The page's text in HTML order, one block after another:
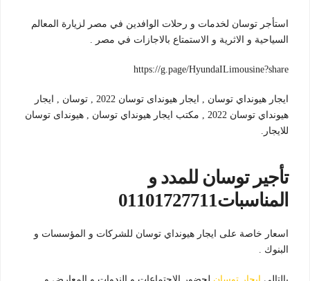
استأجر توسان لخدمات و رحلات الوافدين في مصر لزيارة المعالم
السياحية و الاثرية و الاستمتاع بالاجازات في مصر .
https://g.page/HyundaILimousine?share
ايجار هيونداي توسان , ايجار هيونداى توسان 2022 , توسان , ايجار
هيونداي توسان 2022 , مكتب ايجار هيونداي توسان , هيونداى توسان
للايجار.
تأجير توسان للمدد و
المناسبات01101727711
اسعار خاصة على ايجار هيونداي توسان للشركات و المؤسسات و
البنوك .